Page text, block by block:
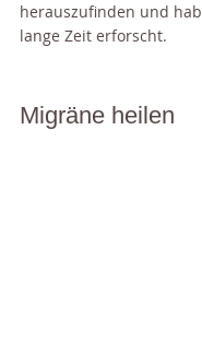
herauszufinden und
lange Zeit erforscht.
Migräne heilen